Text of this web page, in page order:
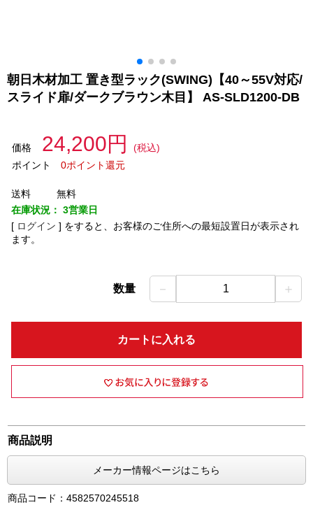
朝日木材加工 置き型ラック(SWING)【40～55V対応/
スライド扉/ダークブラウン木目】 AS-SLD1200-DB
価格 24,200円
(税込)
ポイント
0ポイント還元
送料
無料
在庫状況： 3営業日
[ ログイン ] をすると、お客様のご住所への最短設置日が表示され
ます。
数量 － 1 ＋
カートに入れる
商品説明
メーカー情報ページはこちら
商品コード：4582570245518